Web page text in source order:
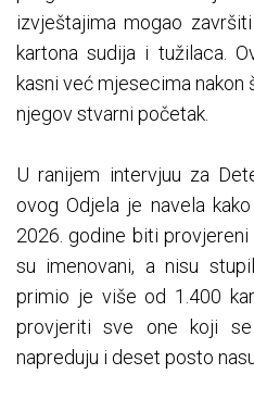
izvještajima mogao
kartona sudija i tužilaca.
kasni već mjesecima nakon
njegov stvarni početak.
U ranijem intervjuu za
ovog Odjela je navela
2026. godine biti
su imenovani, a nisu
primio je više od 1.400
provjeriti sve one koji
napreduju i deset posto